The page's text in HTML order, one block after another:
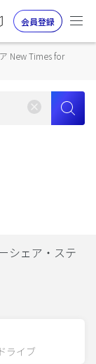
会員登録
New Times for
シェア・ステ
ライブ